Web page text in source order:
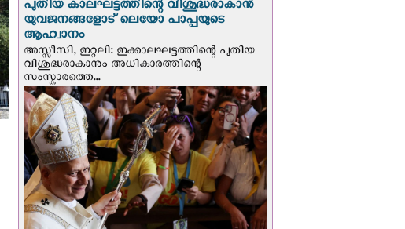
പുതിയ കാലഘട്ടത്തിന്റെ വിശുദ്ധരാകാന്‍
യുവജനങ്ങളോട് ലെയോ പാപ്പയുടെ
ആഹ്വാനം
അസ്സീസി, ഇറ്റലി: ഇക്കാലഘട്ടത്തിന്റെ പുതിയ
വിശുദ്ധരാകാനും അധികാരത്തിന്റെ
സംസ്കാരത്തെ...